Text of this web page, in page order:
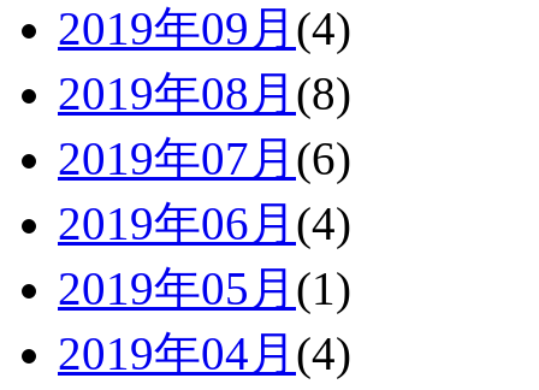
2019年09月 (4)
2019年08月 (8)
2019年07月 (6)
2019年06月 (4)
2019年05月 (1)
2019年04月 (4)